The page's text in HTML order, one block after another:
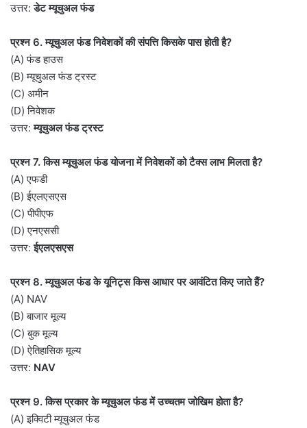
उत्तर:डेट म्यूचुअल फंड
प्रश्न 6. म्यूचुअल फंड निवेशकों की संपत्ति किसके पास होती है?
(A) फंड हाउस
(B) म्यूचुअल फंड ट्रस्ट
(C) अमीन
(D) निवेशक
उत्तर:म्यूचुअल फंड ट्रस्ट
प्रश्न 7. किस म्यूचुअल फंड योजना में निवेशकों को टैक्स लाभ मिलता है?
(A) एफडी
(B) ईएलएसएस
(C) पीपीएफ
(D) एनएससी
उत्तर:ईएलएसएस
प्रश्न 8. म्यूचुअल फंड के यूनिट्स किस आधार पर आवंटित किए जाते हैं?
(A) NAV
(B) बाजार मूल्य
(C) बुक मूल्य
(D) ऐतिहासिक मूल्य
उत्तर: NAV
प्रश्न 9. किस प्रकार के म्यूचुअल फंड में उच्चतम जोखिम होता है?
(A) इक्विटी म्यूचुअल फंड